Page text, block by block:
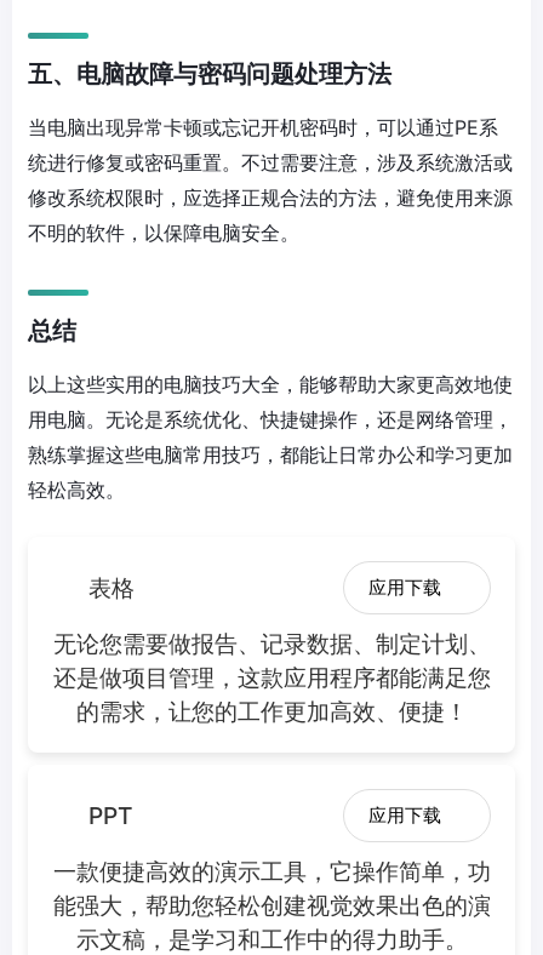
五、电脑故障与密码问题处理方法
当电脑出现异常卡顿或忘记开机密码时，可以通过PE系
统进行修复或密码重置。不过需要注意，涉及系统激活或
修改系统权限时，应选择正规合法的方法，避免使用来源
不明的软件，以保障电脑安全。
总结
以上这些实用的电脑技巧大全，能够帮助大家更高效地使
用电脑。无论是系统优化、快捷键操作，还是网络管理，
熟练掌握这些电脑常用技巧，都能让日常办公和学习更加
轻松高效。
表格 应用下载
无论您需要做报告、记录数据、制定计划、
还是做项目管理，这款应用程序都能满足您
的需求，让您的工作更加高效、便捷！
PPT 应用下载
一款便捷高效的演示工具，它操作简单，功
能强大，帮助您轻松创建视觉效果出色的演
示文稿，是学习和工作中的得力助手。